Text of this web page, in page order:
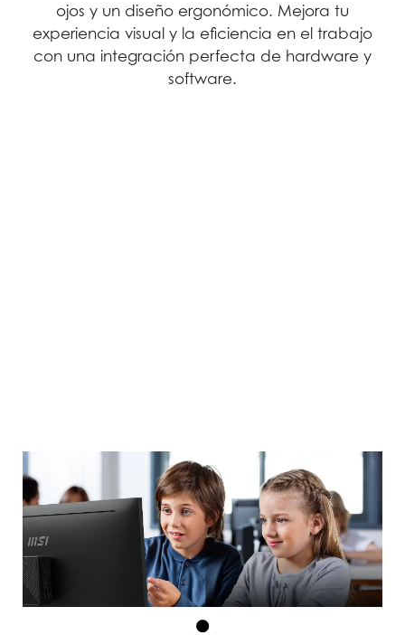
ojos y un diseño ergonómico. Mejora tu
experiencia visual y la eficiencia en el trabajo
con una integración perfecta de hardware y
software.